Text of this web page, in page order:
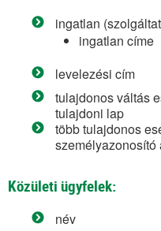
Közszolgáltatási
Ürítési, gyűjtési
Hulladéknaptárak
Szelektív gyűjtés
Lomtalanítás
Zöldhulladék gyűjtés
ingatlan
ingatlan címe
levelezési cím
tulajdonos váltás
tulajdoni lap
több tulajdonos
Közületi ügyfelek:
név